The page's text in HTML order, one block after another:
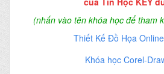
(nhấn vào tên khóa học để tham
Thiết Kế Đồ Họa
Khóa học Corel-